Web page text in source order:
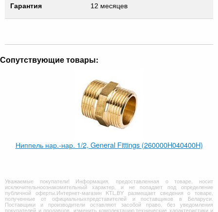
Гарантия 12 месяцев
Сопутствующие товары:
Ниппель нар.-нар. 1/2, General Fittings (260000H040400H)
Уважаемые покупатели! Информация, предоставленная о товаре, носит
исключительноознакомительный характер, и не попадает под определение
публичной оферты.Интернет-магазин KTL.BY размещает сведения о товаре,
полученные от официальныхпредставителей и поставщиков в Беларуси.
Поставщики и производители оставляют засобой право, без уведомления
покупателей и продавцов, изменить комплектацию,технические характеристики и